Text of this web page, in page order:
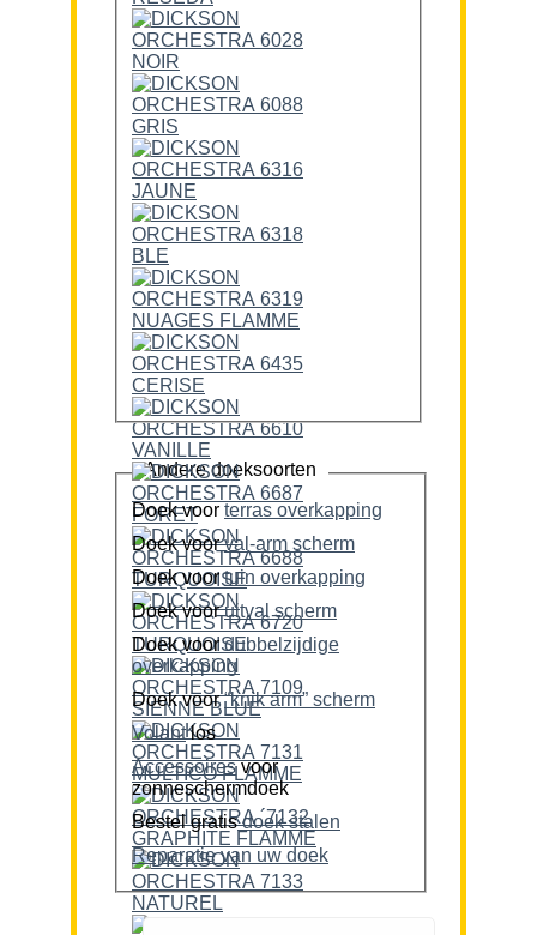
Andere doeksoorten
Doek voor terras overkapping
Doek voor
val-arm scherm
Doek voor
tuin overkapping
Doek voor
uitval scherm
Doek voordubbelzijdige
overkapping
Doek voor
“knik arm” scherm
Volantlos
Accessoiresvoor
zonneschermdoek
Bestel gratis doek stalen
Reparatie van uw doek